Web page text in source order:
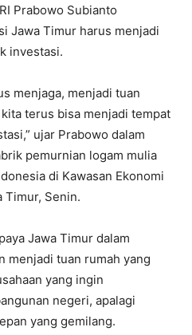
Prabowo Subianto
Jawa Timur harus menjadi
investasi.
menjaga, menjadi tuan
terus bisa menjadi tempat
ujar Prabowo dalam
pemurnian logam mulia
di Kawasan Ekonomi
Timur, Senin.
Jawa Timur dalam
menjadi tuan rumah yang
yang ingin
negeri, apalagi
yang gemilang.